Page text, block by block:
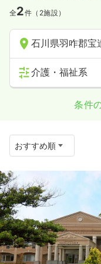
全2件（2施設）
石川県羽咋郡宝
介護・福祉系
条件